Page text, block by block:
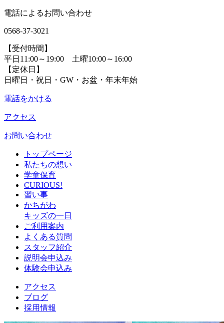
電話によるお問い合わせ
0568-37-3021
【受付時間】
平日11:00～19:00 土曜10:00～16:00
【定休日】
日曜日・祝日・GW・お盆・年末年始
電話をかける
アクセス
お問い合わせ
トップページ
私たちの想い
学童保育
CURIOUS!
習い事
かちがわ
キッズの一日
ご利用案内
よくある質問
スタッフ紹介
説明会申込み
体験会申込み
アクセス
ブログ
採用情報